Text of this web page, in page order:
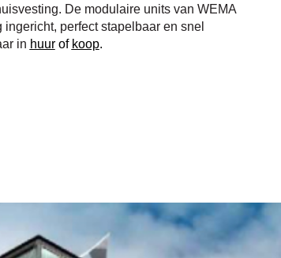
De modulaire units van WEMA
perfect stapelbaar en snel
in huurof koop.